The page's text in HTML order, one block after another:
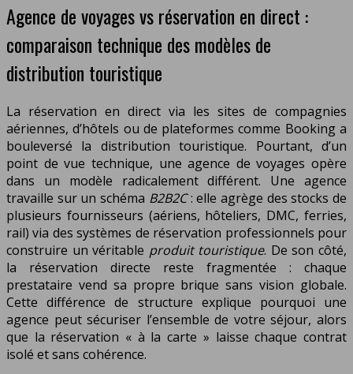
Agence de voyages vs réservation en direct :
comparaison technique des modèles de
distribution touristique
La réservation en direct via les sites de compagnies
aériennes, d’hôtels ou de plateformes comme Booking a
bouleversé la distribution touristique. Pourtant, d’un
point de vue technique, une agence de voyages opère
dans un modèle radicalement différent. Une agence
travaille sur un schéma B2B2C: elle agrège des stocks de
plusieurs fournisseurs (aériens, hôteliers, DMC, ferries,
rail) via des systèmes de réservation professionnels pour
construire un véritable produit touristique. De son côté,
la réservation directe reste fragmentée : chaque
prestataire vend sa propre brique sans vision globale.
Cette différence de structure explique pourquoi une
agence peut sécuriser l’ensemble de votre séjour, alors
que la réservation « à la carte » laisse chaque contrat
isolé et sans cohérence.